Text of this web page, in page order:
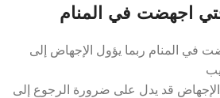
اجهضت في المنام
في المنام ربما يؤول الإجهاض إلى
الإجهاض قد يدل على ضرورة الرجوع إلى